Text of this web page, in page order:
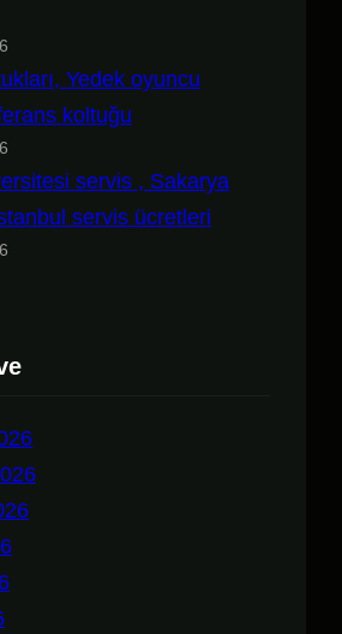
Yedek oyuncu
koltuğu
servis , Sakarya
servis ücretleri